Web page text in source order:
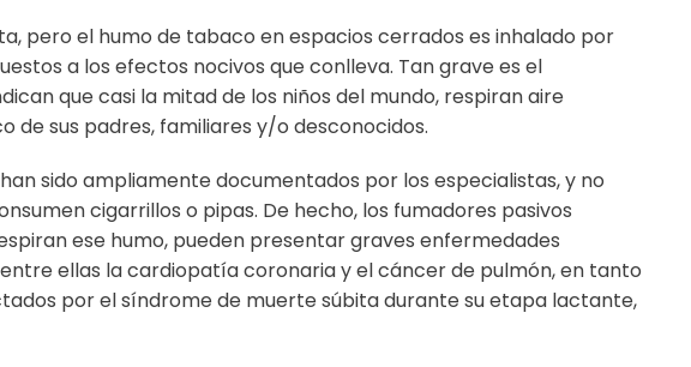
pero el humo de tabaco en espacios cerrados es inhalado por
a los efectos nocivos que conlleva. Tan grave es el
que casi la mitad de los niños del mundo, respiran aire
de sus padres, familiares y/o desconocidos.
sido ampliamente documentados por los especialistas, y no
cigarrillos o pipas. De hecho, los fumadores pasivos
ese humo, pueden presentar graves enfermedades
ellas la cardiopatía coronaria y el cáncer de pulmón, en tanto
por el síndrome de muerte súbita durante su etapa lactante,